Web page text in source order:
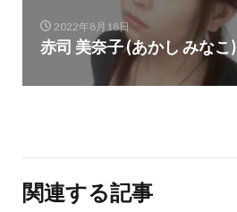
2022年8月18日
赤司 美奈子 (あかし みなこ)
関連する記事